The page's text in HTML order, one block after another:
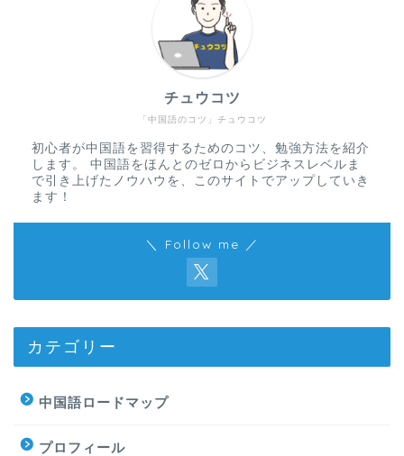
「中国語のコツ」チュウコツ
チュウコツ
初心者が中国語を習得するためのコツ、勉強方法を紹介
します。 中国語をほんとのゼロからビジネスレベルま
で引き上げたノウハウを、このサイトでアップしていき
ます！
＼ Follow me ／
カテゴリー
中国語ロードマップ
プロフィール